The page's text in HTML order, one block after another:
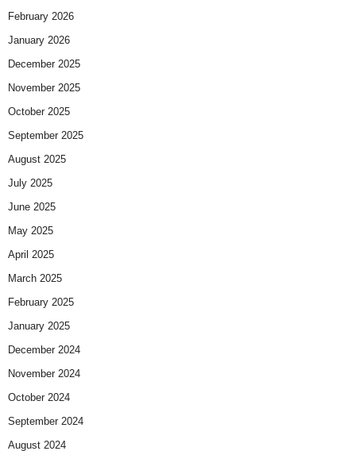
February 2026
January 2026
December 2025
November 2025
October 2025
September 2025
August 2025
July 2025
June 2025
May 2025
April 2025
March 2025
February 2025
January 2025
December 2024
November 2024
October 2024
September 2024
August 2024